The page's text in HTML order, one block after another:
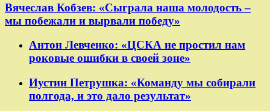
Вячеслав Кобзев: «Сыграла наша молодость –
мы побежали и вырвали победу»
Антон Левченко: «ЦСКА не простил нам
роковые ошибки в своей зоне»
Иустин Петрушка: «Команду мы собирали
полгода, и это дало результат»